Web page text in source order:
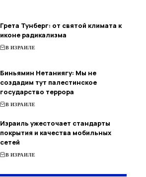
Грета Тунберг: от святой климата к
иконе радикализма
В ИЗРАИЛЕ
Биньямин Нетаниягу: Мы не
создадим тут палестинское
государство террора
В ИЗРАИЛЕ
Израиль ужесточает стандарты
покрытия и качества мобильных
сетей
В ИЗРАИЛЕ